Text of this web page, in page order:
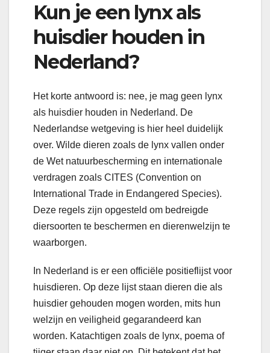
Kun je een lynx als
huisdier houden in
Nederland?
Het korte antwoord is: nee, je mag geen lynx
als huisdier houden in Nederland. De
Nederlandse wetgeving is hier heel duidelijk
over. Wilde dieren zoals de lynx vallen onder
de Wet natuurbescherming en internationale
verdragen zoals CITES (Convention on
International Trade in Endangered Species).
Deze regels zijn opgesteld om bedreigde
diersoorten te beschermen en dierenwelzijn te
waarborgen.
In Nederland is er een officiële positieflijst voor
huisdieren. Op deze lijst staan dieren die als
huisdier gehouden mogen worden, mits hun
welzijn en veiligheid gegarandeerd kan
worden. Katachtigen zoals de lynx, poema of